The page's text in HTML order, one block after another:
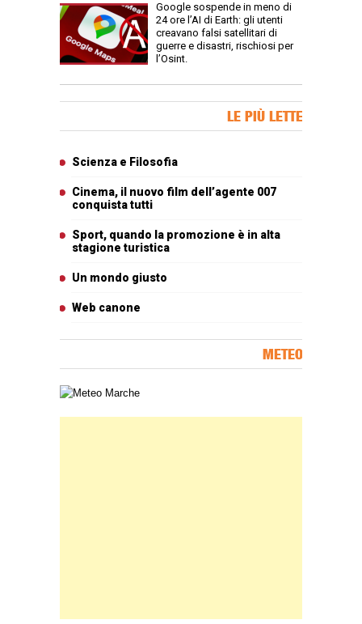
Google sospende in meno di
24 ore l’AI di Earth: gli utenti
creavano falsi satellitari di
guerre e disastri, rischiosi per
l’Osint.
LE PIÙ LETTE
Scienza e Filosofia
Cinema, il nuovo film dell’agente 007
conquista tutti
Sport, quando la promozione è in alta
stagione turistica
Un mondo giusto
Web canone
METEO
Carta meteorologica delle Marche